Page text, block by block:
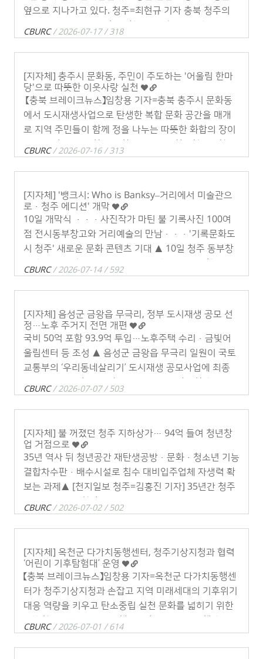
옆으로 지나가고 있다. 청주=최현규 기자 충북 청주의
초등학교를 거쳐 운천신봉 . . .
CBURC/ 2026-07-17 / 318
[지자체] 충주시 문화동, 주민이 주도하는 '어울림 한마
당'으로 따뜻한 이웃사랑 실천
【충북 브레이크뉴스】임창용 기자=충북 충주시 문화동
에서 도시재생사업으로 탄생한 복합 문화 공간을 매개
로 지역 주민들이 함께 정을 나누는 따뜻한 화합의 장이
도시재생 뉴딜사업을 통해 . . .
CBURC/ 2026-07-16 / 313
[지자체] '뱅크시: Who is Banksy–거리에서 미술관으
로·청주 에디션' 개막
10일 개막식 ···사진작가 마틴 불 기록사진 100여
점 전시동부창고와 거리예술의 만남···'기록문화도
시 청주' 새로운 문화 콘텐츠 기대 ▲ 10일 청주 동부창
장(오른쪽에서 5번째)과 임은성 . . .
CBURC/ 2026-07-14 / 592
[지자체] 음성군 금왕읍 무극리, 정부 도시재생 공모 선
정…노후 주거지 전면 개편
국비 50억 포함 93.9억 투입…노후주택 수리·금빛어
울림센터 등 조성 ▲ 음성군 금왕읍 무극리 일원이 국토
교통부의 ‘우리동네살리기’ 도시재생 공모사업에 최종
이 붙게 됐다.(사진=종합구상도 . . .
CBURC/ 2026-07-07 / 503
[지자체] 불 꺼졌던 청주 지하상가… 94억 들여 청년창
업 거점으로
35년 역사 뒤 청년공간 재탄생공방·문화·청소년 기능
결합차수판·배수시설로 침수 대비입주업체 자생력 확
보는 과제▲ [천지일보 청주=김홍진 기자] 35년간 청주
을 닫은 대현지하상가가 청년창업지원 . . .
CBURC/ 2026-07-02 / 502
[지자체] 옥천군 다가치동행센터, 청주기상지청과 협력
‘어린이 기후탐험대’ 운영
【충북 브레이크뉴스】임창용 기자=옥천군 다가치동행센
터가 청주기상지청과 손잡고 지역 미래세대의 기후위기
대응 역량을 키우고 탄소중립 실천 문화를 넓히기 위한
관내 어린이집과 유치원 원아들을 대상으로 기 . . .
CBURC/ 2026-07-01 / 614